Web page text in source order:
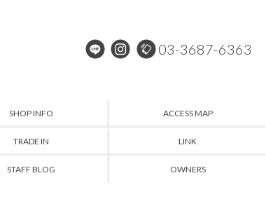
03-3687-6363
SHOP INFO ACCESS MAP
TRADE IN LINK
STAFF BLOG OWNERS